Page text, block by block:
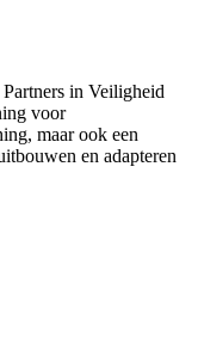
in Veiligheid
voor
maar ook een
en adapteren